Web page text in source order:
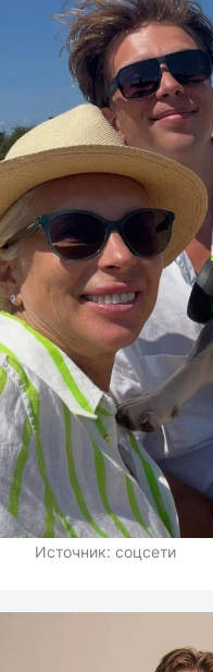
Источник: соцсети